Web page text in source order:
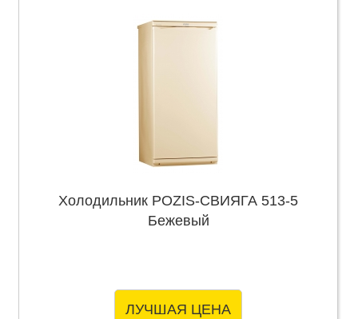
Холодильник POZIS-СВИЯГА 513-5
Бежевый
ЛУЧШАЯ ЦЕНА